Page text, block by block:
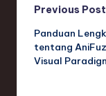
Post
Previous Post
Panduan
tentang
Visual